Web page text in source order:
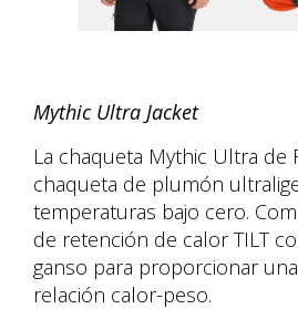
Mythic Ultra Jacket
La chaqueta Mythic Ultra de
chaqueta de plumón
temperaturas bajo cero.
de retención de calor TILT
ganso para proporcionar
relación calor-peso.